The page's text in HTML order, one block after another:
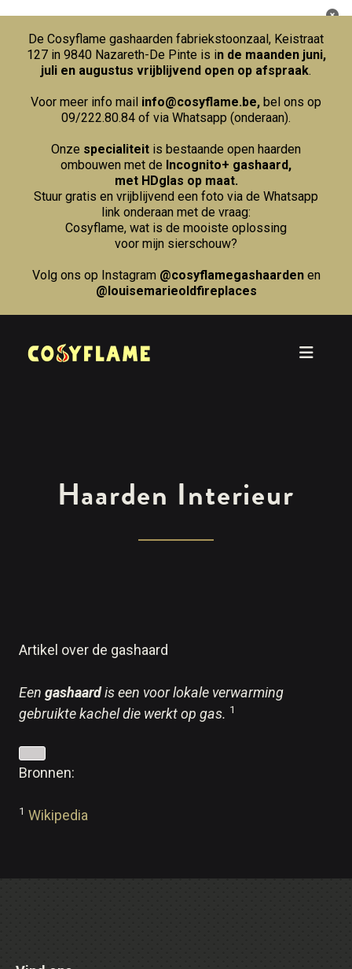
De Cosyflame gashaarden fabriekstoonzaal, Keistraat
127 in 9840 Nazareth-De Pinte is in de maanden juni,
juli en augustus vrijblijvend open op afspraak.
Voor meer info mail info@cosyflame.be, bel ons op
09/222.80.84 of via Whatsapp (onderaan).
Onze specialiteit is bestaande open haarden
ombouwen met de Incognito+ gashaard,
met HDglas op maat.
Stuur gratis en vrijblijvend een foto via de Whatsapp
link onderaan met de vraag:
Cosyflame, wat is de mooiste oplossing
voor mijn sierschouw?
Volg ons op Instagram @cosyflamegashaardenen
@louisemarieoldfireplaces
Haarden Interieur
Artikel over de gashaard
Een gashaardis een voor lokale verwarming
gebruikte kachel die werkt op gas. 1
Bronnen:
1 Wikipedia